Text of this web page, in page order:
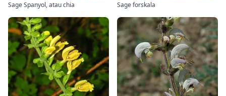
Sage Spanyol, atau chia Sage forskala